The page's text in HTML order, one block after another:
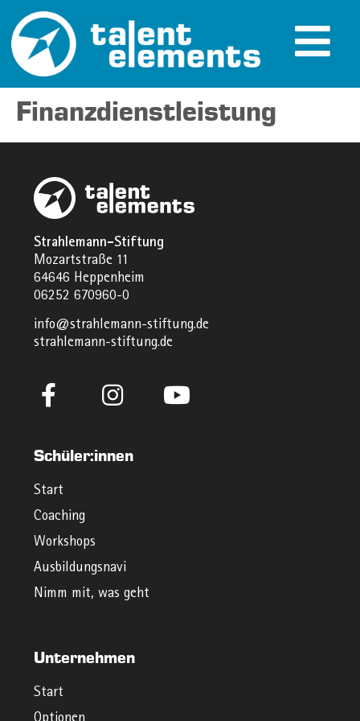
Finanzdienstleistung
Strahlemann-Stiftung
Mozartstraße 11
64646 Heppenheim
06252 670960-0
info@strahlemann-stiftung.de
strahlemann-stiftung.de
Schüler:innen
Start
Coaching
Workshops
Ausbildungsnavi
Nimm mit, was geht
Unternehmen
Start